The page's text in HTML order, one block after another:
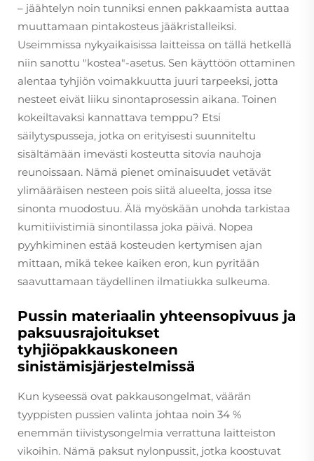
– jäähtelyn noin tunniksi ennen pakkaamista auttaa
muuttamaan pintakosteus jääkristalleiksi.
Useimmissa nykyaikaisissa laitteissa on tällä hetkellä
niin sanottu "kostea"-asetus. Sen käyttöön ottaminen
alentaa tyhjiön voimakkuutta juuri tarpeeksi, jotta
nesteet eivät liiku sinontaprosessin aikana. Toinen
kokeiltavaksi kannattava temppu? Etsi
säilytyspusseja, jotka on erityisesti suunniteltu
sisältämään imevästi kosteutta sitovia nauhoja
reunoissaan. Nämä pienet ominaisuudet vetävät
ylimääräisen nesteen pois siitä alueelta, jossa itse
sinonta muodostuu. Älä myöskään unohda tarkistaa
kumitiivistimiä sinontilassa joka päivä. Nopea
pyyhkiminen estää kosteuden kertymisen ajan
mittaan, mikä tekee kaiken eron, kun pyritään
saavuttamaan täydellinen ilmatiukka sulkeuma.
Pussin materiaalin yhteensopivuus ja
paksuusrajoitukset
tyhjiöpakkauskoneen
sinistämisjärjestelmissä
Kun kyseessä ovat pakkausongelmat, väärän
tyyppisten pussien valinta johtaa noin 34 %
enemmän tiivistysongelmia verrattuna laitteiston
vikoihin. Nämä paksut nylonpussit, jotka koostuvat